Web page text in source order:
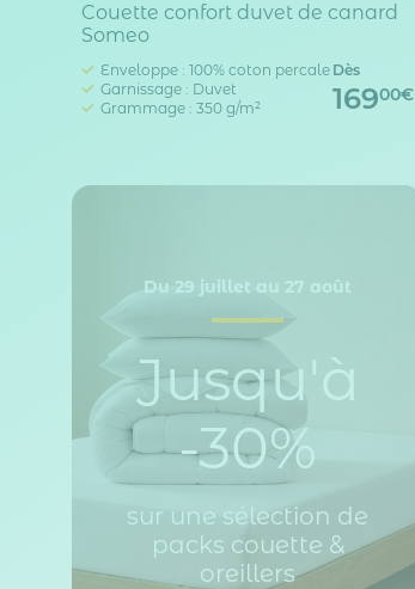
Couette confort duvet de canard
Someo
Enveloppe : 100% coton percale
Garnissage : Duvet
Grammage : 350 g/m²
Dès
16900€
Du 29 juillet au 27 août
Jusqu'à
-30%
sur une sélection de
packs couette &
oreillers